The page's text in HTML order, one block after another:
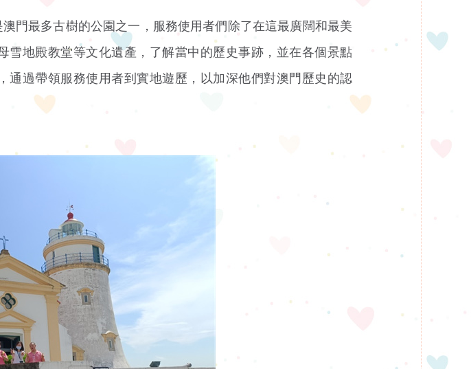
門最多古樹的公園之一，服務使用者們除了在這最廣闊和最美
地殿教堂等文化遺產，了解當中的歷史事跡，並在各個景點
通過帶領服務使用者到實地遊歷，以加深他們對澳門歷史的認